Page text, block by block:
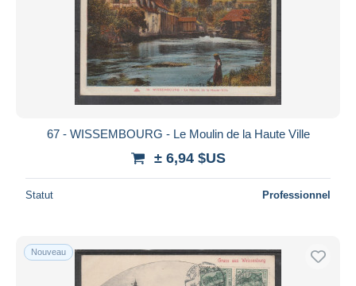
67 - WISSEMBOURG - Le Moulin de la Haute Ville
± 6,94 $US
Statut Professionnel
Nouveau